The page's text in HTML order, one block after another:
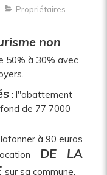
Propriétaires
non
50% à 30% avec
: l''abattement
de 77 7000
à 90 euros
DE LA
sur sa commune.